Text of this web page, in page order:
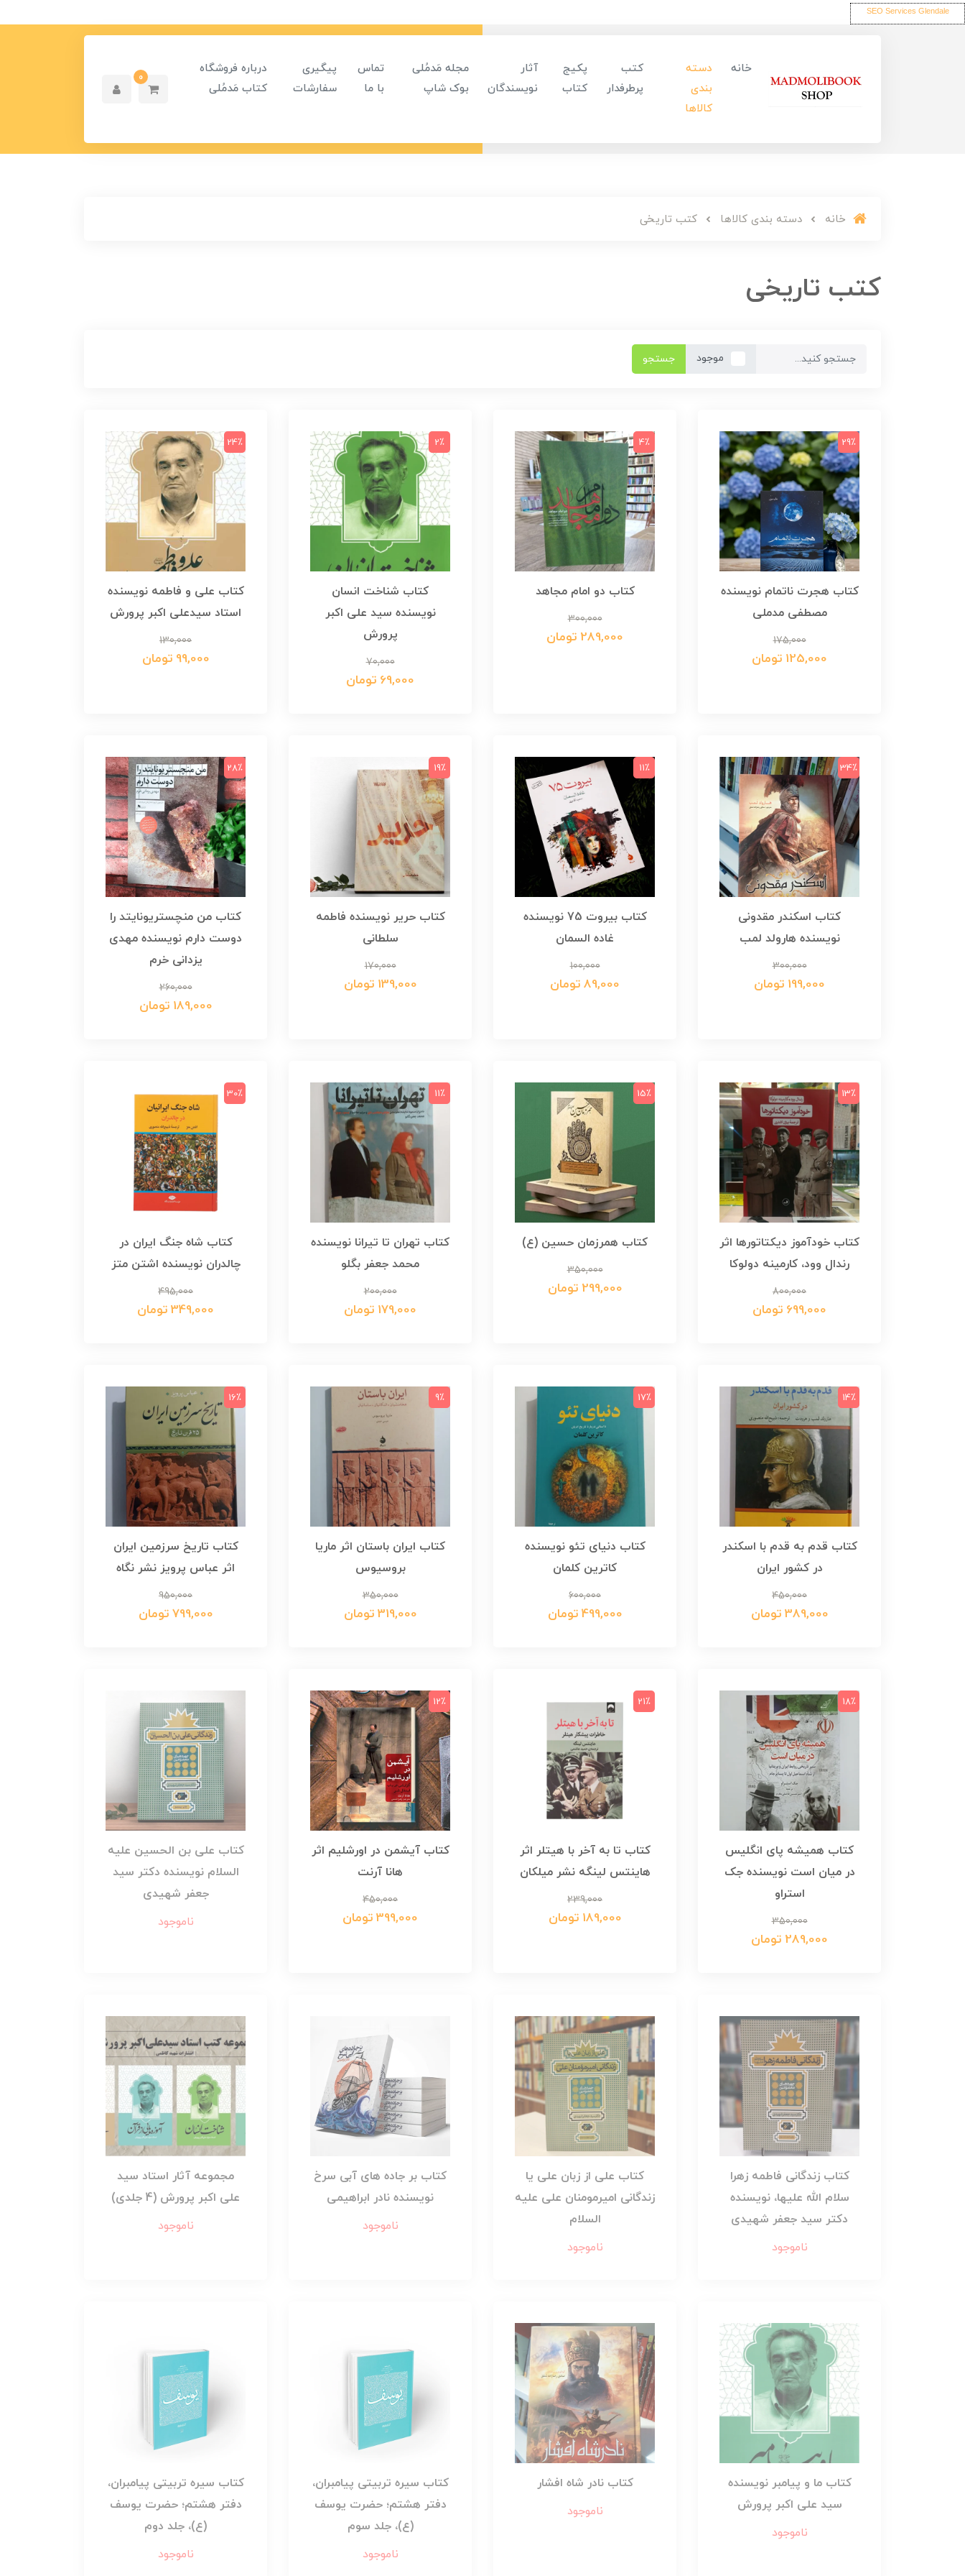
SEO Services Glendale
خانه
دسته
بندی
کالاها
کتب
پرطرفدار
پکیج
کتاب
آثار
نویسندگان
مجله مَدمُلی
بوک شاپ
تماس
با ما
پیگیری
سفارشات
درباره فروشگاه
کتاب مَدمُلی
0
خانه دسته بندی کالاها کتب تاریخی
کتب تاریخی
موجود جستجو
کتاب هجرت ناتمام نویسنده
مصطفی مدملی
175,000
125,000 تومان
29٪
کتاب دو امام مجاهد
300,000
289,000 تومان
4٪
کتاب شناخت انسان
نویسنده سید علی اکبر
پرورش
70,000
69,000 تومان
2٪
کتاب علی و فاطمه نویسنده
استاد سیدعلی اکبر پرورش
130,000
99,000 تومان
24٪
کتاب اسکندر مقدونی
نویسنده هارولد لمب
300,000
199,000 تومان
34٪
کتاب بیروت 75 نویسنده
غاده السمان
100,000
89,000 تومان
11٪
کتاب حریر نویسنده فاطمه
سلطانی
170,000
139,000 تومان
19٪
کتاب من منچستریونایتد را
دوست دارم نویسنده مهدی
یزدانی خرم
260,000
189,000 تومان
28٪
کتاب خودآموز دیکتاتورها اثر
رندال وود، کارمینه دولوکا
800,000
699,000 تومان
13٪
کتاب همرزمان حسین (ع)‮‏‫
350,000
299,000 تومان
15٪
کتاب تهران تا تیرانا نویسنده
محمد جعفر بگلو
200,000
179,000 تومان
11٪
کتاب شاه جنگ ایران در
چالدران نویسنده اشتن متز
495,000
349,000 تومان
30٪
کتاب قدم به قدم با اسکندر
در کشور ایران
450,000
389,000 تومان
14٪
کتاب دنیای تئو نویسنده
کاترین کلمان
600,000
499,000 تومان
17٪
کتاب ایران باستان اثر ماریا
بروسیوس
350,000
319,000 تومان
9٪
کتاب تاریخ سرزمین ایران
اثر عباس پرویز نشر نگاه
950,000
799,000 تومان
16٪
کتاب همیشه پای انگلیس
در میان است نویسنده جک
استراو
350,000
289,000 تومان
18٪
کتاب تا به آخر با هیتلر اثر
هاینتس لینگه نشر میلکان
239,000
189,000 تومان
21٪
کتاب آیشمن در اورشلیم اثر
هانا آرنت
450,000
399,000 تومان
12٪
کتاب علی بن الحسین علیه
السلام نویسنده دکتر سید
جعفر شهیدی
ناموجود
کتاب زندگانی فاطمه زهرا
سلام الله علیها، نویسنده
دکتر سید جعفر شهیدی
ناموجود
کتاب علی از زبان علی یا
زندگانی امیرمومنان علی علیه
السلام
ناموجود
کتاب بر جاده های آبی سرخ
نویسنده نادر ابراهیمی
ناموجود
مجموعه آثار استاد سید
علی اکبر پرورش (4 جلدی)
ناموجود
کتاب ما و پیامبر نویسنده
سید علی اکبر پرورش
ناموجود
کتاب نادر شاه افشار
ناموجود
کتاب سیره تربیتی پیامبران،
دفتر هشتم؛ حضرت یوسف
(ع)، جلد سوم
ناموجود
کتاب سیره تربیتی پیامبران،
دفتر هشتم؛ حضرت یوسف
(ع)، جلد دوم
ناموجود